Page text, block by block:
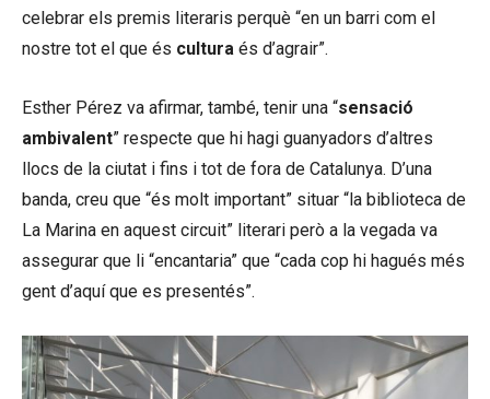
celebrar els premis literaris perquè “en un barri com el
nostre tot el que és cultura és d’agrair”.
Esther Pérez va afirmar, també, tenir una “sensació
ambivalent” respecte que hi hagi guanyadors d’altres
llocs de la ciutat i fins i tot de fora de Catalunya. D’una
banda, creu que “és molt important” situar “la biblioteca de
La Marina en aquest circuit” literari però a la vegada va
assegurar que li “encantaria” que “cada cop hi hagués més
gent d’aquí que es presentés”.